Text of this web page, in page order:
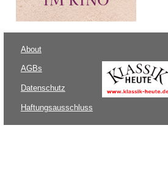
About
AGBs
Datenschutz
Haftungsausschluss